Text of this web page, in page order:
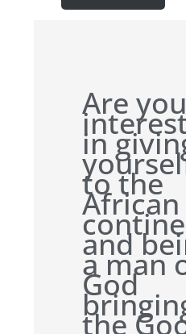
Are you
in
yourself
to the
African
and
a man
God
the